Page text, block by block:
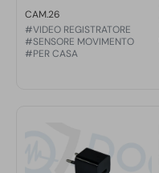
CAM.26
#VIDEO REGISTRATORE
#SENSORE MOVIMENTO
#PER CASA